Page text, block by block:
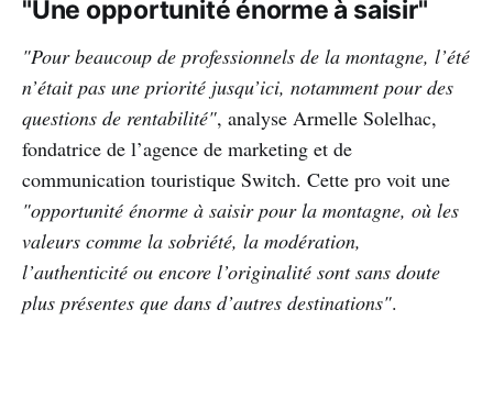
"Une opportunité énorme à saisir"
"Pour beaucoup de professionnels de la montagne, l’été
n’était pas une priorité jusqu’ici, notamment pour des
questions de rentabilité", analyse Armelle Solelhac,
fondatrice de l’agence de marketing et de
communication touristique Switch. Cette pro voit une
"opportunité énorme à saisir pour la montagne, où les
valeurs comme la sobriété, la modération,
l’authenticité ou encore l’originalité sont sans doute
plus présentes que dans d’autres destinations".